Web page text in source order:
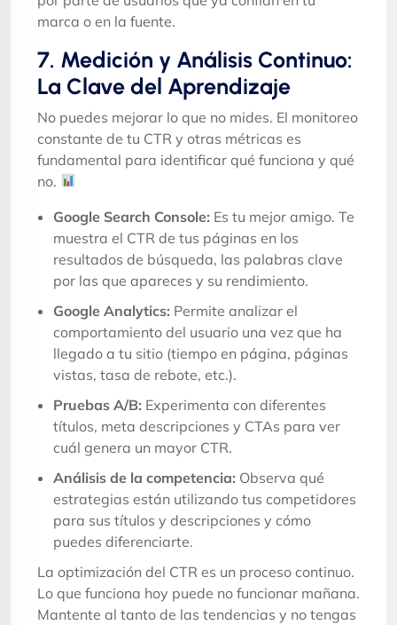
marca o en la fuente.
7. Medición y Análisis Continuo:
La Clave del Aprendizaje
No puedes mejorar lo que no mides. El monitoreo
constante de tu CTR y otras métricas es
fundamental para identificar qué funciona y qué
no.
Google Search Console: Es tu mejor amigo. Te
muestra el CTR de tus páginas en los
resultados de búsqueda, las palabras clave
por las que apareces y su rendimiento.
Google Analytics: Permite analizar el
comportamiento del usuario una vez que ha
llegado a tu sitio (tiempo en página, páginas
vistas, tasa de rebote, etc.).
Pruebas A/B: Experimenta con diferentes
títulos, meta descripciones y CTAs para ver
cuál genera un mayor CTR.
Análisis de la competencia: Observa qué
estrategias están utilizando tus competidores
para sus títulos y descripciones y cómo
puedes diferenciarte.
La optimización del CTR es un proceso continuo.
Lo que funciona hoy puede no funcionar mañana.
Mantente al tanto de las tendencias y no tengas